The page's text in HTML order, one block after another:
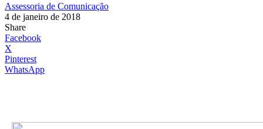
Assessoria de Comunicação
4 de janeiro de 2018
Share
Facebook
X
Pinterest
WhatsApp